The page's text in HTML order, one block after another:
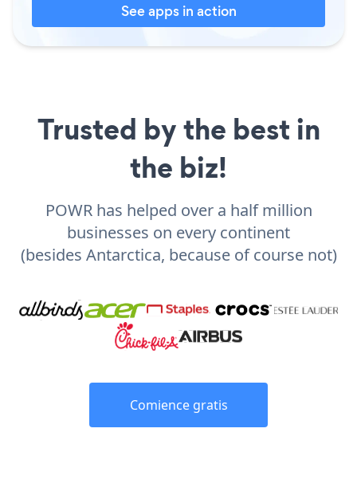
See apps in action
Trusted by the best in
the biz!
POWR has helped over a half million
businesses on every continent
(besides Antarctica, because of course not)
Comience gratis